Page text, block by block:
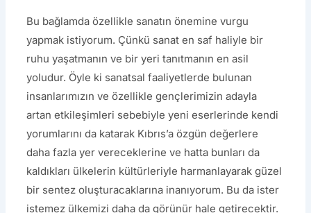
Bu bağlamda özellikle sanatın önemine vurgu
yapmak istiyorum. Çünkü sanat en saf haliyle bir
ruhu yaşatmanın ve bir yeri tanıtmanın en asil
yoludur. Öyle ki sanatsal faaliyetlerde bulunan
insanlarımızın ve özellikle gençlerimizin adayla
artan etkileşimleri sebebiyle yeni eserlerinde kendi
yorumlarını da katarak Kıbrıs’a özgün değerlere
daha fazla yer vereceklerine ve hatta bunları da
kaldıkları ülkelerin kültürleriyle harmanlayarak güzel
bir sentez oluşturacaklarına inanıyorum. Bu da ister
istemez ülkemizi daha da görünür hale getirecektir.